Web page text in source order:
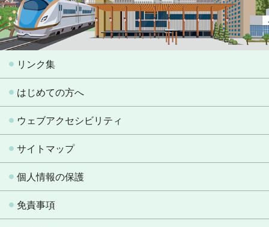
リンク集
はじめての方へ
ウェブアクセシビリティ
サイトマップ
個人情報の保護
免責事項